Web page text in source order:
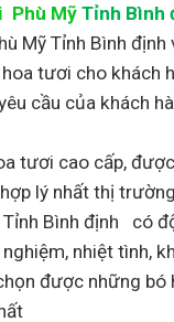
Phù MỹTỉnh Bình
Mỹ Tỉnh Bình định
tươi cho khách
cầu của khách
tươi cao cấp,
lý nhất thị trường
Bình định
có
nhiệt tình,
được những bó
ất